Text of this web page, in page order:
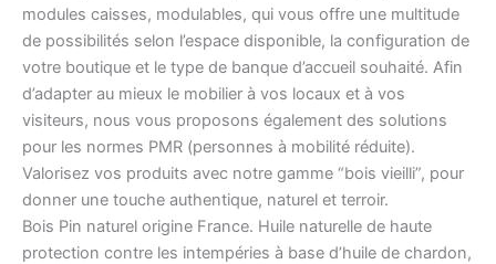
modules caisses, modulables, qui vous offre une multitude
de possibilités selon l’espace disponible, la configuration de
votre boutique et le type de banque d’accueil souhaité. Afin
d’adapter au mieux le mobilier à vos locaux et à vos
visiteurs, nous vous proposons également des solutions
pour les normes PMR (personnes à mobilité réduite).
Valorisez vos produits avec notre gamme “bois vieilli”, pour
donner une touche authentique, naturel et terroir.
Bois Pin naturel origine France. Huile naturelle de haute
protection contre les intempéries à base d’huile de chardon,